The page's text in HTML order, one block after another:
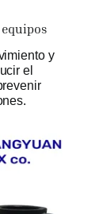
y
el